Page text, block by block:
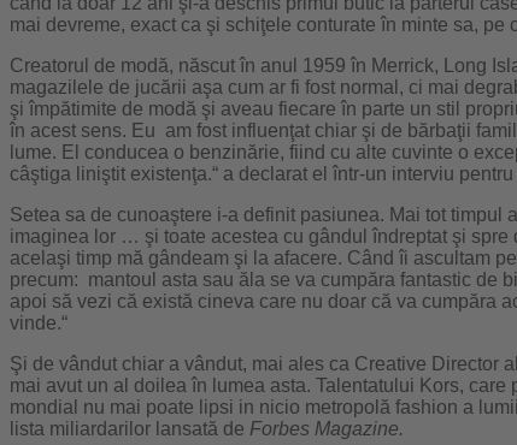
mai devreme, exact ca şi schiţele conturate în minte sa,
Creatorul de modă, născut în anul 1959 în Merrick, Long
magazilele de jucării aşa cum ar fi fost normal, ci mai
şi împătimite de modă şi aveau fiecare în parte un stil
în acest sens. Eu am fost influenţat chiar şi de bărbaţii
lume. El conducea o benzinărie, fiind cu alte cuvinte o
câştiga liniştit existenţa.“ a declarat el într-un interviu pentru
Setea sa de cunoaştere i-a definit pasiunea. Mai tot
imaginea lor … şi toate acestea cu gândul îndreptat şi
acelaşi timp mă gândeam şi la afacere. Când îi ascultam
precum: mantoul asta sau ăla se va cumpăra fantastic de
apoi să vezi că există cineva care nu doar că va cumpăra
vinde.“
Şi de vândut chiar a vândut, mai ales ca Creative Director
mai avut un al doilea în lumea asta. Talentatului Kors, care
mondial nu mai poate lipsi in nicio metropolă fashion a
lista miliardarilor lansată de Forbes Magazine.